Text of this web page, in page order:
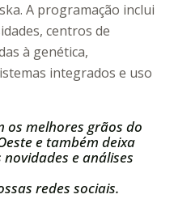
A programação inclui
centros de
à genética,
integrados e uso
os melhores grãos do
e também deixa
e análises
redes sociais.